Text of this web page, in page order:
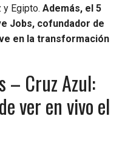
Egipto. Además, el 5
Jobs, cofundador de
en la transformación
– Cruz Azul:
ver en vivo el